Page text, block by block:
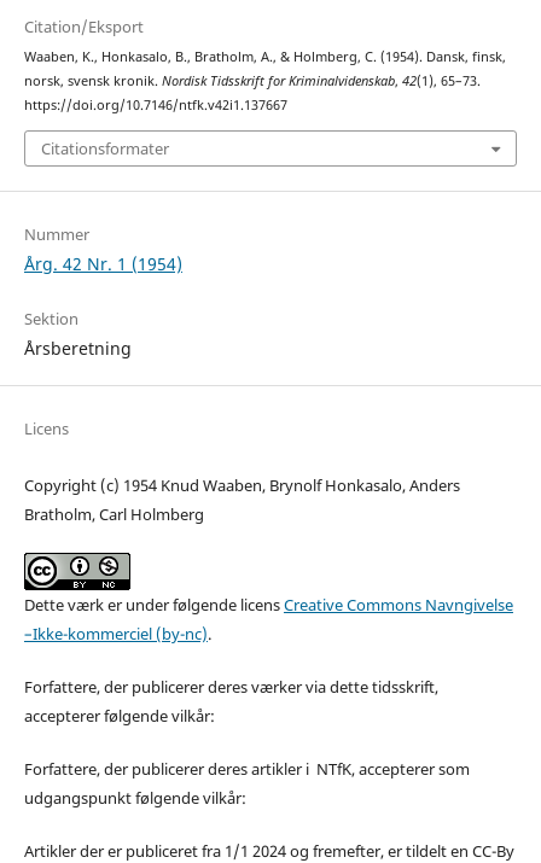
Citation/Eksport
Waaben, K., Honkasalo, B., Bratholm, A., & Holmberg, C. (1954). Dansk, finsk,
norsk, svensk kronik. Nordisk Tidsskrift for Kriminalvidenskab, 42(1), 65–73.
https://doi.org/10.7146/ntfk.v42i1.137667
Citationsformater
Nummer
Årg. 42 Nr. 1 (1954)
Sektion
Årsberetning
Licens
Copyright (c) 1954 Knud Waaben, Brynolf Honkasalo, Anders
Bratholm, Carl Holmberg
Dette værk er under følgende licensCreative Commons Navngivelse
–Ikke-kommerciel (by-nc).
Forfattere, der publicerer deres værker via dette tidsskrift,
accepterer følgende vilkår:
Forfattere, der publicerer deres artikler i NTfK, accepterer som
udgangspunkt følgende vilkår:
Artikler der er publiceret fra 1/1 2024 og fremefter, er tildelt en CC-By